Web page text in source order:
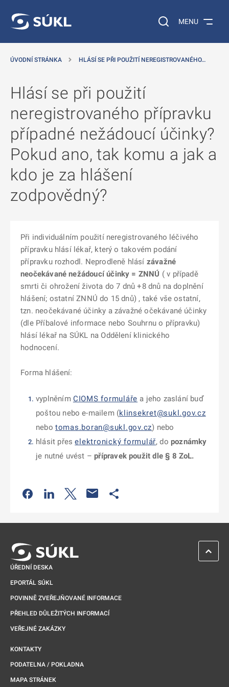
Vyhledávání na
MENU
ÚVODNÍ STRÁNKA HLÁSÍ SE PŘI POUŽITÍ NEREGISTROVANÉHO…
Hlásí se při použití
neregistrovaného přípravku
případné nežádoucí účinky?
Pokud ano, tak komu a jak a
kdo je za hlášení
zodpovědný?
Při individuálním použití neregistrovaného léčivého
přípravku hlásí lékař, který o takovém podání
přípravku rozhodl. Neprodleně hlásí závažné
neočekávané nežádoucí účinky = ZNNÚ ( v případě
smrti či ohrožení života do 7 dnů +8 dnů na doplnění
hlášení; ostatní ZNNÚ do 15 dnů) , také vše ostatní,
tzn. neočekávané účinky a závažné očekávané účinky
(dle Příbalové informace nebo Souhrnu o přípravku)
hlásí lékař na SÚKL na Oddělení klinického
hodnocení.
Forma hlášení:
vyplněním CIOMS formuláře a jeho zaslání buď
poštou nebo e-mailem (klinsekret@sukl.gov.cz
nebo tomas.boran@sukl.gov.cz) nebo
hlásit přeselektronický formulář, do poznámky
je nutné uvést –přípravek použit dle § 8 ZoL.
Odkaz se otevře na nové kartě
Odkaz se otevře na nové kartě
Odkaz se otevře na nové kartě
ÚŘEDNÍ DESKA
EPORTÁL SÚKL
POVINNĚ ZVEŘEJŇOVANÉ INFORMACE
PŘEHLED DŮLEŽITÝCH INFORMACÍ
VEŘEJNÉ ZAKÁZKY
KONTAKTY
PODATELNA / POKLADNA
MAPA STRÁNEK
ZPĚT